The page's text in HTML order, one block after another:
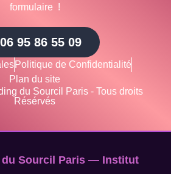
formulaire !
06 95 86 55 09
Politique de Confidentialité
Plan du site
du Sourcil Paris - Tous droits
Résérvés
du Sourcil Paris — Institut